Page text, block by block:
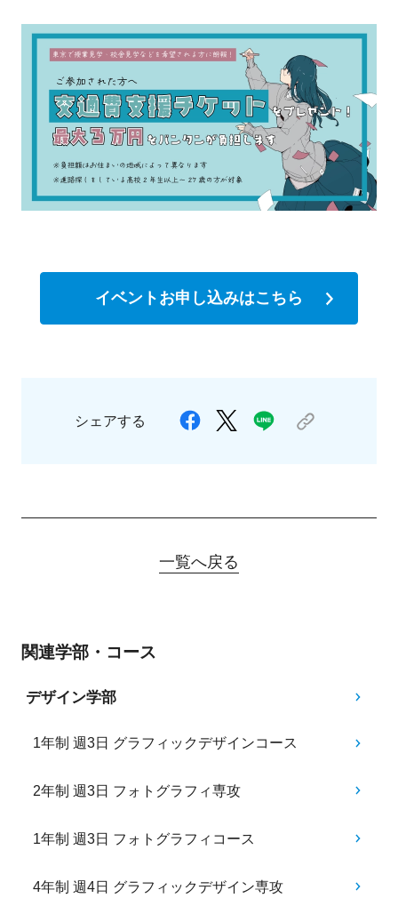
イベントお申し込みはこちら
シェアする
一覧へ戻る
関連学部・コース
デザイン学部
1年制 週3日 グラフィックデザインコース
2年制 週3日 フォトグラフィ専攻
1年制 週3日 フォトグラフィコース
4年制 週4日 グラフィックデザイン専攻